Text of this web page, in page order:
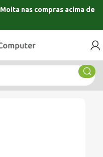
Moitanas compras acima de